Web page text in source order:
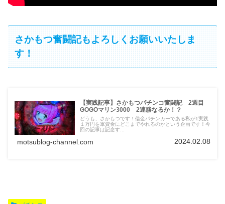
さかもつ奮闘記もよろしくお願いいたしま
す！
【実践記事】さかもつパチンコ奮闘記 2週目
GOGOマリン3000 2連勝なるか！？
どうも、さかもつです！借金パチンカーである私が1実践
１万円を軍資金にどこまでやれるのかという企画です！今
回の記事は記念す...
motsublog-channel.com 2024.02.08